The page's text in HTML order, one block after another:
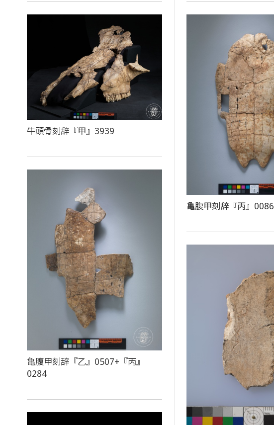
牛頭骨刻辞『甲』3939
亀腹甲刻辞『丙』0086
亀腹甲刻辞『乙』0507+『丙』
0284